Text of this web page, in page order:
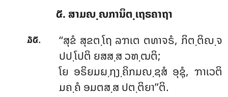
໕. ສາມຎ຺ຎການິຕ຺ເຖຣຄາຖາ
໓໕.
‘‘ສຸຂໍ ສຸຂຕ຺ໂຖ ລຠເຕ ຕທາຈຣໍ, ກິຕ຺ຕິຎ຺ຈ
ປປ຺ໂປຕິ ຍສສ຺ສ ວຑ຺ຒຕິ;
ໂຍ ອຣິຍມຏ຺ຐງ຺ຄິກມຎ຺ຊສໍ ອຸຊຸໍ, ຠາເວຕິ
ມຄ຺ຄໍ ອມຕສ຺ສ ປຕ຺ຕິຍາ’’ຕິ.